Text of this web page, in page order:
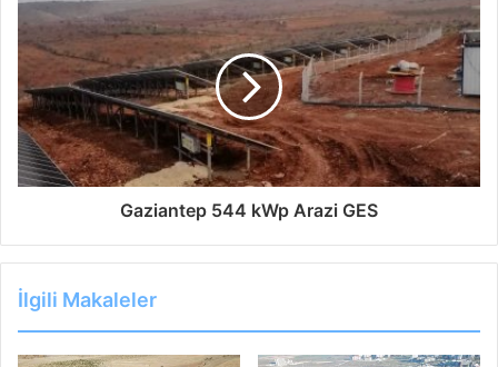
misiniz?Google Haberlere Abone Ol
Gaziantep 544 kWp Arazi GES
İlgili Makaleler